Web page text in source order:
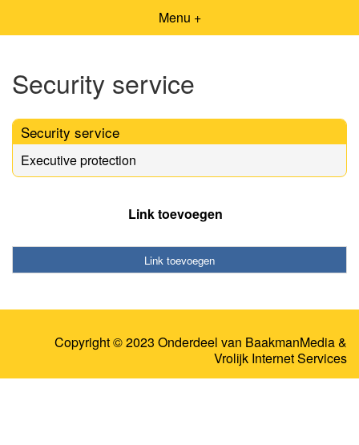
Menu +
Security service
Security service
Executive protection
Link toevoegen
Link toevoegen
Copyright © 2023 Onderdeel van BaakmanMedia&
Vrolijk Internet Services